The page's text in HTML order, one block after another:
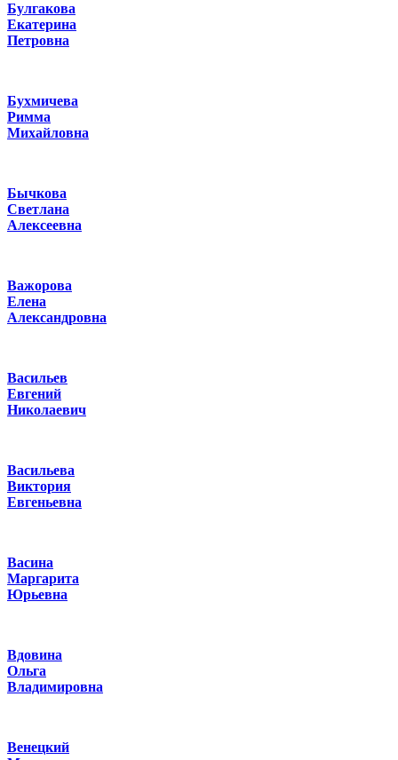
Булгакова
Екатерина
Петровна
Бухмичева
Римма
Михайловна
Бычкова
Светлана
Алексеевна
Важорова
Елена
Александровна
Васильев
Евгений
Николаевич
Васильева
Виктория
Евгеньевна
Васина
Маргарита
Юрьевна
Вдовина
Ольга
Владимировна
Венецкий